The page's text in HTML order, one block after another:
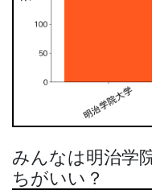
みんなは明治学
ちがいい？